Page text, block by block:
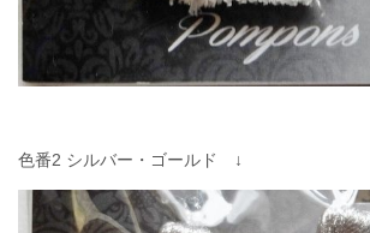
色番2 シルバー・ゴールド ↓